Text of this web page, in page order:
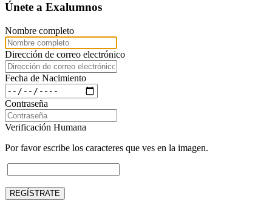
Únete a Exalumnos
Nombre completo
Dirección de correo electrónico
Fecha de Nacimiento
Contraseña
Verificación Humana
Por favor escribe los caracteres que ves en la imagen.
REGÍSTRATE